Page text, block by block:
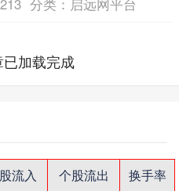
213 分类： 启远网平台
已加载完成
流入 个股流出
换手率